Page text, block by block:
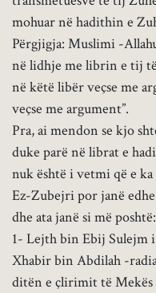
mohuar në hadithin e
Përgjigja: Muslimi -
në lidhje me librin e tij të
në këtë libër veçse me
veçse me argument”.
Pra, ai mendon se kjo
duke parë në librat e
nuk është i vetmi që e
Ez-Zubejri por janë
dhe ata janë si më poshtë:
1- Lejth bin Ebij Sulejm
Xhabir bin Abdilah -
ditën e çlirimit të Mekës